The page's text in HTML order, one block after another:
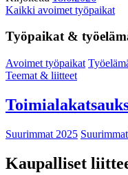
Kaikki avoimet työpaikat
Työpaikat &
Avoimet työpaikat
Teemat & liitteet
Suurimmat 2025
Kaupalliset